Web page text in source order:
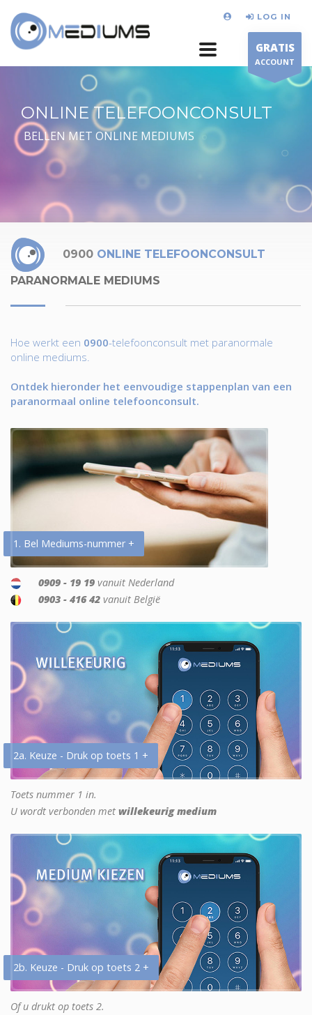
LOG IN
GRATIS
ACCOUNT
ONLINE TELEFOONCONSULT
BELLEN MET ONLINE MEDIUMS
0900 ONLINE TELEFOONCONSULT
PARANORMALE MEDIUMS
Hoe werkt een 0900-telefoonconsult met paranormale
online mediums.
Ontdek hieronder het eenvoudige stappenplan van een
paranormaal online telefoonconsult.
1. Bel Mediums-nummer +
0909 - 19 19 vanuit Nederland
0903 - 416 42 vanuit België
2a. Keuze - Druk op toets 1 +
Toets nummer 1 in.
U wordt verbonden met willekeurig medium
2b. Keuze - Druk op toets 2 +
Of u drukt op toets 2.